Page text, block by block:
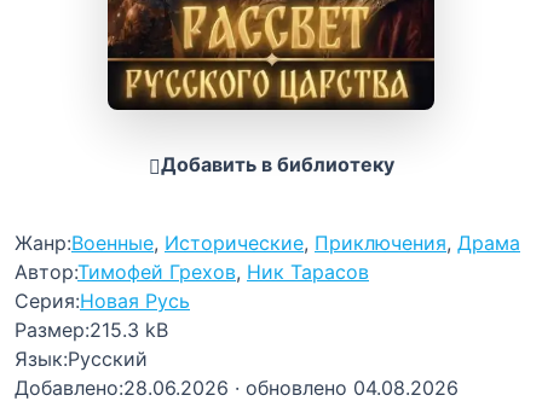
Добавить в библиотеку
Жанр:Военные, Исторические, Приключения, Драма
Автор:Тимофей Грехов, Ник Тарасов
Серия:Новая Русь
Размер:215.3 kB
Язык:Русский
Добавлено:28.06.2026 · обновлено 04.08.2026